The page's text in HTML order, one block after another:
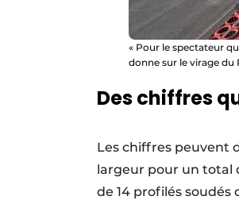
« Pour le spectateur
donne sur le virage du
Des chiffres
Les chiffres peuvent
largeur pour un total
de 14 profilés soudés